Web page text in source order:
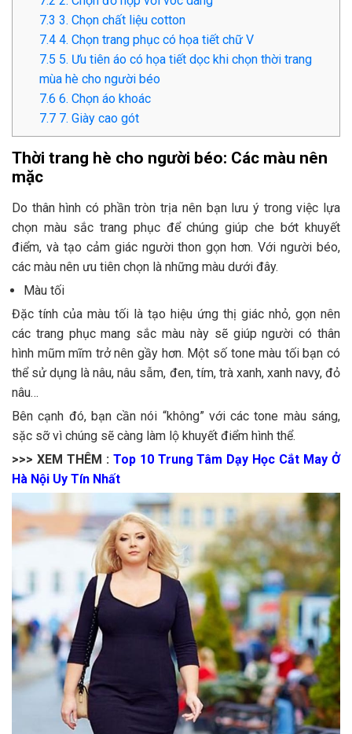
7.3 3. Chọn chất liệu cotton
7.4 4. Chọn trang phục có họa tiết chữ V
7.5 5. Ưu tiên áo có họa tiết dọc khi chọn thời trang
mùa hè cho người béo
7.6 6. Chọn áo khoác
7.7 7. Giày cao gót
Thời trang hè cho người béo: Các màu nên
mặc
Do thân hình có phần tròn trịa nên bạn lưu ý trong việc lựa
chọn màu sắc trang phục để chúng giúp che bớt khuyết
điểm, và tạo cảm giác người thon gọn hơn. Với người béo,
các màu nên ưu tiên chọn là những màu dưới đây.
Màu tối
Đặc tính của màu tối là tạo hiệu ứng thị giác nhỏ, gọn nên
các trang phục mang sắc màu này sẽ giúp người có thân
hình mũm mĩm trở nên gầy hơn. Một số tone màu tối bạn có
thể sử dụng là nâu, nâu sẫm, đen, tím, trà xanh, xanh navy, đỏ
nâu…
Bên cạnh đó, bạn cần nói “không” với các tone màu sáng,
sặc sỡ vì chúng sẽ càng làm lộ khuyết điểm hình thể.
>>> XEM THÊM : Top 10 Trung Tâm Dạy Học Cắt May Ở
Hà Nội Uy Tín Nhất